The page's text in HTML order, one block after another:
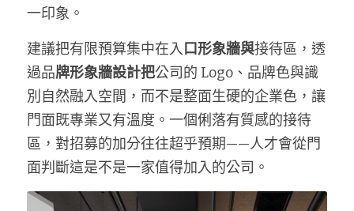
一印象。
建議把有限預算集中在入 口形象牆與接待區，透
過品牌形象牆設計把公司的 Logo、品牌色與識
別自然融入空間，而不是整面生硬的企業色，讓
門面既專業又有溫度。一個俐落有質感的接待
區，對招募的加分往往超乎預期——人才會從門
面判斷這是不是一家值得加入的公司。